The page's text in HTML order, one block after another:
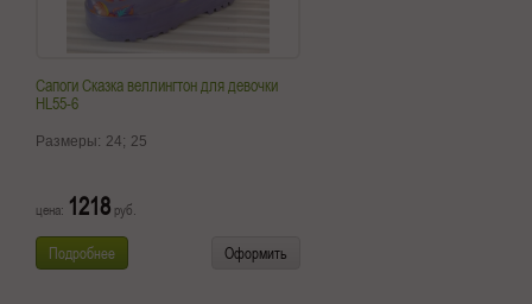
Сапоги Сказка веллингтон для девочки
HL55-6
Размеры: 24; 25
цена: 1218 руб.
Подробнее Оформить